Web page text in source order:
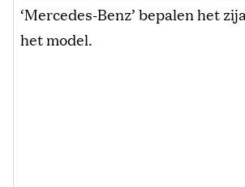
‘Mercedes-Benz’ bepalen het
het model.